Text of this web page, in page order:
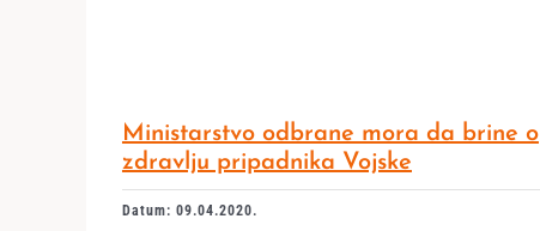
Ministarstvo odbrane mora da brine o
zdravlju pripadnika Vojske
Datum: 09.04.2020.